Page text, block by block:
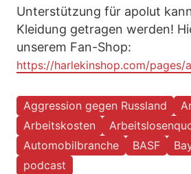
Unterstützung für apolut
Kleidung getragen werden!
unserem Fan-Shop:
https://harlekinshop.com/pages/
Aggression gegen Russland
Arbeitskosten
Automobilbranche
BASF
podcast